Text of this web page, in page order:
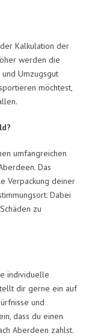
Kalkulation der
werden die
Umzugsgut
möchtest,
umfangreichen
Das
Verpackung deiner
Dabei
zu
individuelle
dir gerne ein auf
und
dass du einen
Aberdeen zahlst.